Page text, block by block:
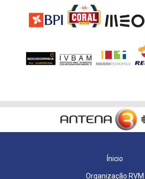
Ínicio
Organização RVM